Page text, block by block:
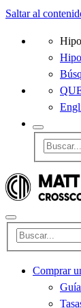
Saltar al
Comprar